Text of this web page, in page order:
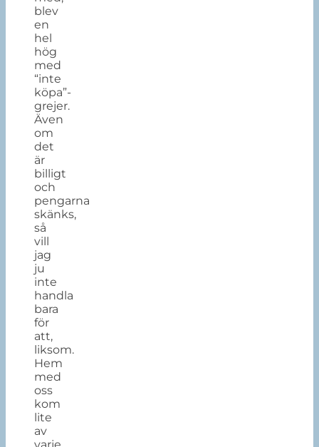
blev
en
hel
hög
med
“inte
köpa”-
grejer.
Även
om
det
är
billigt
och
pengarna
skänks,
så
vill
jag
ju
inte
handla
bara
för
att,
liksom.
Hem
med
oss
kom
lite
av